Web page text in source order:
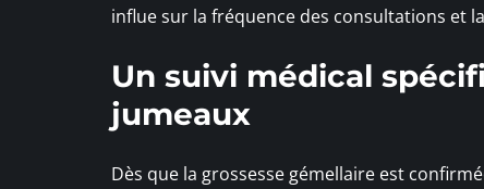
influe sur la fréquence des consultations et
Un suivi médical
jumeaux
Dès que la grossesse gémellaire est